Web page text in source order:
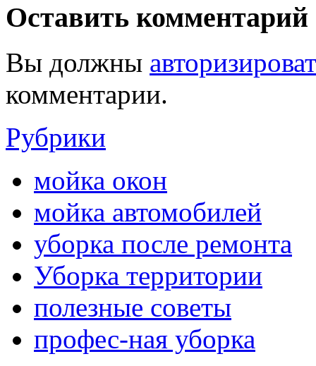
Оставить комментарий
Вы должны
комментарии.
Рубрики
мойка окон
мойка автомобилей
уборка после ремонта
Уборка территории
полезные советы
профес-ная уборка